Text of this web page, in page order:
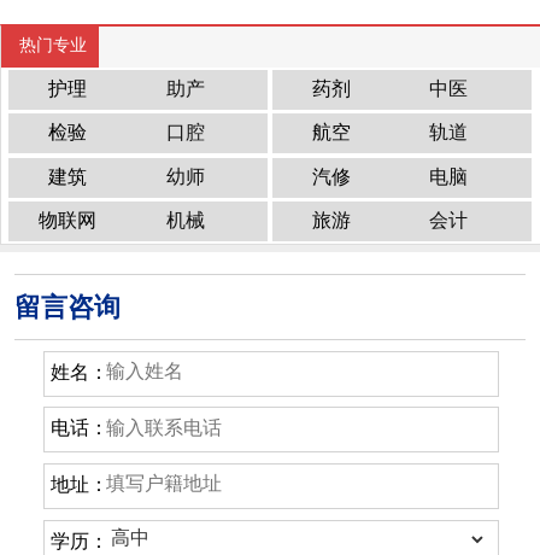
热门专业
护理 助产 药剂 中医
检验 口腔 航空 轨道
建筑 幼师 汽修 电脑
物联网 机械 旅游 会计
留言咨询
姓名：
电话：
地址：
学历：